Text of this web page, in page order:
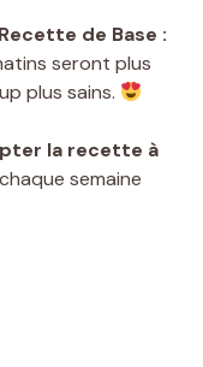
de Base :
seront plus
plus sains.
la recette à
semaine